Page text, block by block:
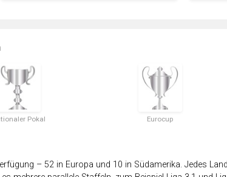
Pokal Eurocup
– 52 in Europa und 10 in Südamerika. Jedes